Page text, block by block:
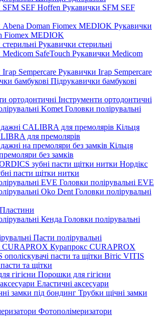
Рукавички SFM SEF
Рукавички
Fiomex MEDIOK
Рукавички стерильні
Рукавички Medicom
Рукавички Ігар Sempercare
Підрукавички бамбукові
Інструменти ортодонтичні
Головки полірувальні
Кільця
для премолярів
Кільця
без замків
Нордікс
пасти щітки нитки
Головки полірувальні EVE
Головки полірувальні
Пластини
Головки полірувальні
Пасти полірувальні
Курапрокс CURAPROX
Вітіс VITIS
та щітки
Порошки для гігієни
Еластичні аксесуари
Трубки щічні замки
Фотополімеризатори